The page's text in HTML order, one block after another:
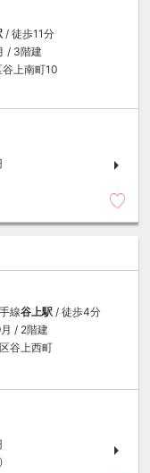
/ 徒歩11分
/ 3階建
上南町10
線谷上駅 / 徒歩4分
/ 2階建
谷上西町